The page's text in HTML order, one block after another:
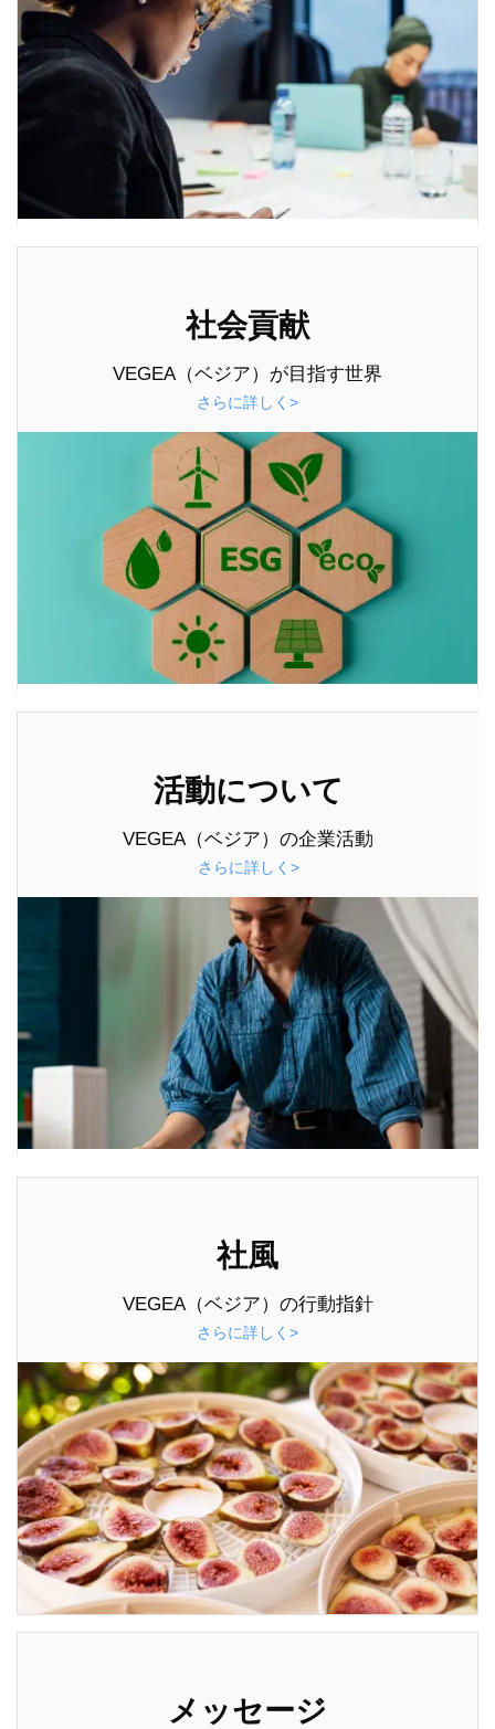
社会貢献
VEGEA（ベジア）が目指す世界
さらに詳しく>
活動について
VEGEA（ベジア）の企業活動
さらに詳しく>
社風
VEGEA（ベジア）の行動指針
さらに詳しく>
メッセージ